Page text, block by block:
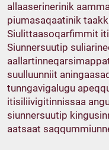
allaaserinerinik
piumasaqaatinik
Siulittaasoqarfimmit
Siunnersuutip
suulluunniit
tunngavigalugu
itisiliivigitinnissaa
siunnersuutip
aatsaat